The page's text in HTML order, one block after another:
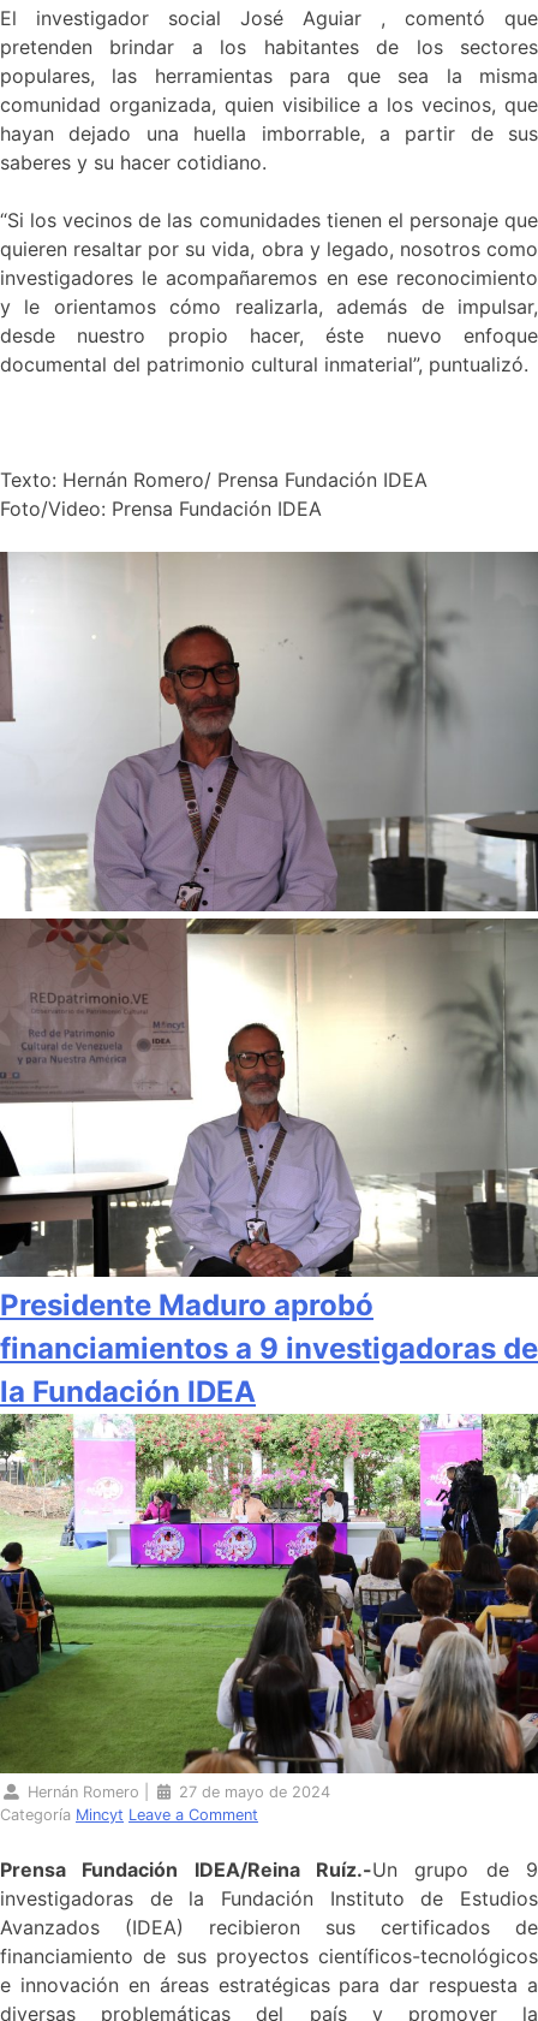
El investigador social José Aguiar , comentó que
pretenden brindar a los habitantes de los sectores
populares, las herramientas para que sea la misma
comunidad organizada, quien visibilice a los vecinos, que
hayan dejado una huella imborrable, a partir de sus
saberes y su hacer cotidiano.
“Si los vecinos de las comunidades tienen el personaje que
quieren resaltar por su vida, obra y legado, nosotros como
investigadores le acompañaremos en ese reconocimiento
y le orientamos cómo realizarla, además de impulsar,
desde nuestro propio hacer, éste nuevo enfoque
documental del patrimonio cultural inmaterial”, puntualizó.
Texto: Hernán Romero/ Prensa Fundación IDEA
Foto/Video: Prensa Fundación IDEA
Presidente Maduro aprobó
financiamientos a 9 investigadoras de
la Fundación IDEA
Hernán Romero
27 de mayo de 2024
Categoría Mincyt Leave a Comment
Prensa Fundación IDEA/Reina Ruíz.-Un grupo de 9
investigadoras de la Fundación Instituto de Estudios
Avanzados (IDEA) recibieron sus certificados de
financiamiento de sus proyectos científicos-tecnológicos
e innovación en áreas estratégicas para dar respuesta a
diversas problemáticas del país y promover la